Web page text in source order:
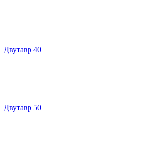
Двутавр 40
Двутавр 50